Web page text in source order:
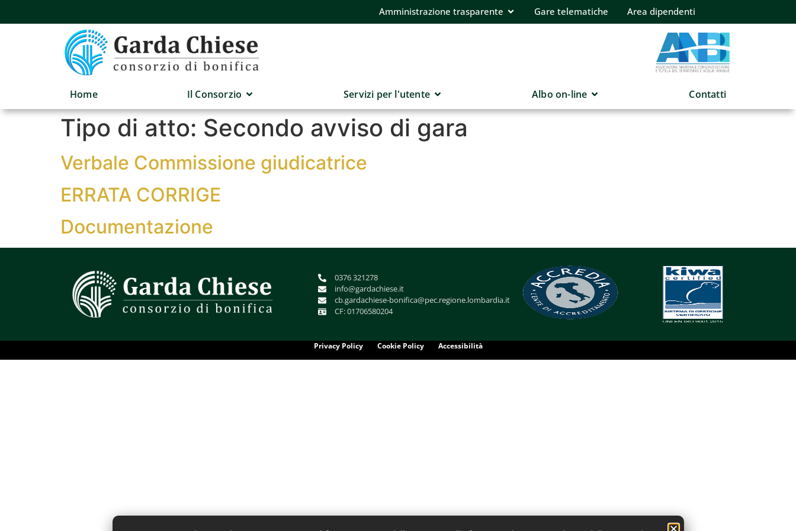
Amministrazione trasparente Gare telematiche Area dipendenti
Home Il Consorzio Servizi per l'utente Albo on-line Contatti
Tipo di atto: Secondo avviso di gara
Verbale Commissione giudicatrice
ERRATA CORRIGE
Documentazione
0376 321278
info@gardachiese.it
cb.gardachiese-bonifica@pec.regione.lombardia.it
CF: 01706580204
Privacy Policy Cookie Policy Accessibilità